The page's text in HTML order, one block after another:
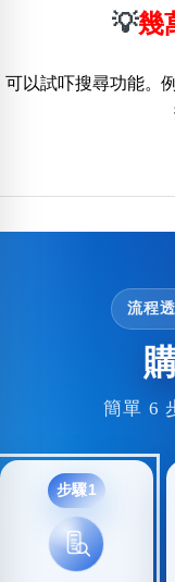
💡幾
可以試吓搜尋功能。
流程
簡單 6
步驟1